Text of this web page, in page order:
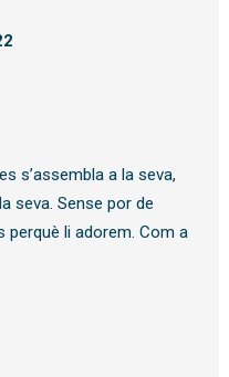
s’assembla a la seva,
seva. Sense por de
perquè li adorem. Com a